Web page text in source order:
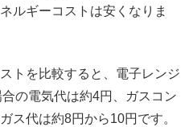
ルギーコストは安くなりま
トを比較すると、電子レンジ
の電気代は約4円、ガスコン
ス代は約8円から10円です。